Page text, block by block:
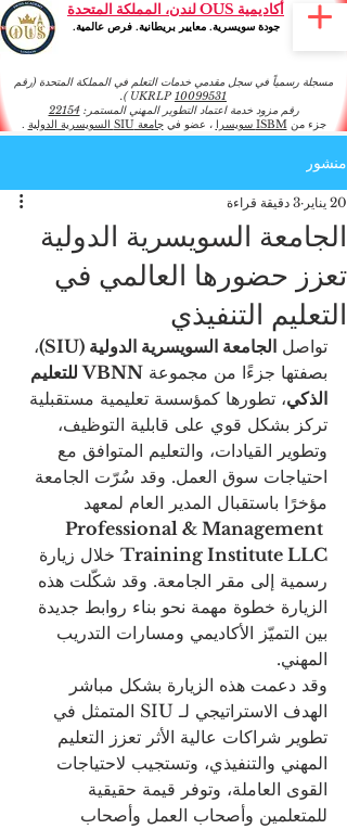
أكاديمية OUS لندن، المملكة المتحدة
جودة سويسرية. معايير بريطانية. فرص عالمية.
مسجلة رسمياً في سجل مقدمي خدمات التعلم في المملكة المتحدة (رقم
UKRLP 10099531
).
رقم مزود خدمة اعتماد التطوير المهني المستمر:22154
جزء منISBM سويسرا ، عضو فيجامعة SIU السويسرية الدولية .
منشور
الجامعة السويسرية الدولية
تعزز حضورها العالمي في
التعليم التنفيذي
20 يناير 3 دقيقة قراءة
تواصل الجامعة السويسرية الدولية (SIU)
،
بصفتها جزءًا من مجموعة
VBNN للتعليم
الذكي، تطورها كمؤسسة تعليمية مستقبلية
تركز بشكل قوي على قابلية التوظيف،
وتطوير القيادات، والتعليم المتوافق مع
احتياجات سوق العمل. وقد سُرّت الجامعة
مؤخرًا باستقبال المدير العام لمعهد
Professional & Management
Training Institute LLC خلال زيارة
رسمية إلى مقر الجامعة. وقد شكّلت هذه
الزيارة خطوة مهمة نحو بناء روابط جديدة
بين التميّز الأكاديمي ومسارات التدريب
المهني.
وقد دعمت هذه الزيارة بشكل مباشر
الهدف الاستراتيجي لـ SIU المتمثل في
تطوير شراكات عالية الأثر تعزز التعليم
المهني والتنفيذي، وتستجيب لاحتياجات
القوى العاملة، وتوفر قيمة حقيقية
للمتعلمين وأصحاب العمل وأصحاب